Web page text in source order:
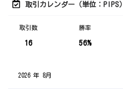
取引カレンダー（単位：PIPS）
取引数
16
勝率
56%
2026 年 8月